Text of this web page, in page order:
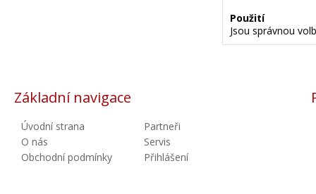
Použití
Jsou správnou
Základní navigace
Úvodní strana
O nás
Obchodní podmínky
Partneři
Servis
Přihlášení